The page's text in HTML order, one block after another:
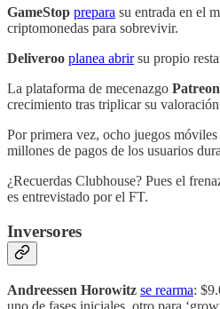
GameStop prepara su entrada en el
criptomonedas para sobrevivir.
Deliveroo planea abrirsu propio
La plataforma de mecenazgo Patreon
crecimiento tras triplicar su
Por primera vez, ocho juegos móviles
millones de pagos de los usuarios
¿Recuerdas Clubhouse? Pues el
es entrevistado por el FT.
Inversores
Andreessen Horowitz se rearma:
uno de fases iniciales, otro para